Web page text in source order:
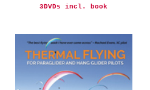
3DVDs incl. book